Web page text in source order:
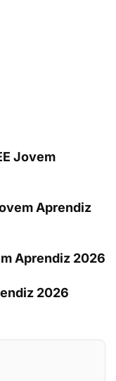
Jovem
Aprendiz
Aprendiz 2026
2026